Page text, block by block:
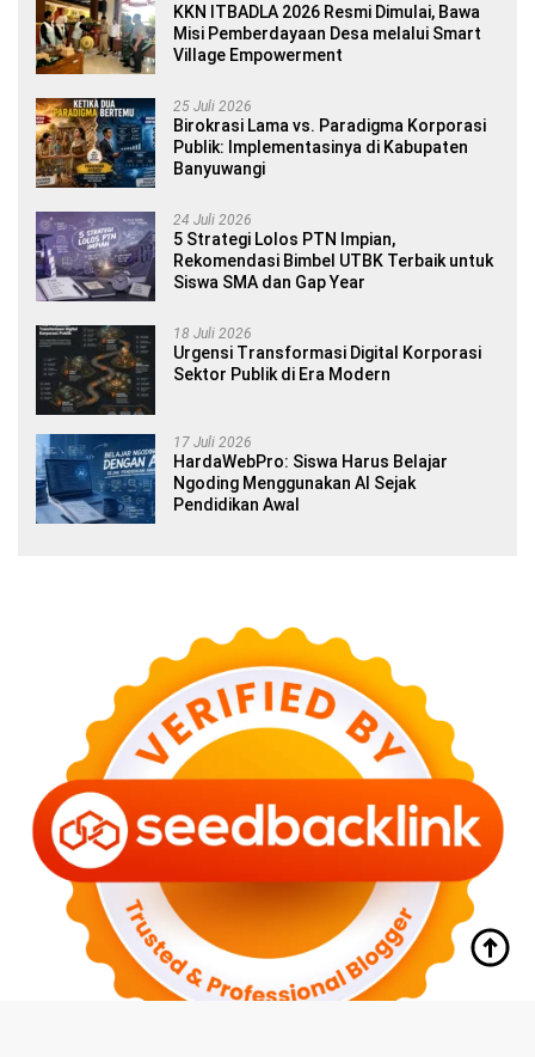
KKN ITBADLA 2026 Resmi Dimulai, Bawa
Misi Pemberdayaan Desa melalui Smart
Village Empowerment
25 Juli 2026
Birokrasi Lama vs. Paradigma Korporasi
Publik: Implementasinya di Kabupaten
Banyuwangi
24 Juli 2026
5 Strategi Lolos PTN Impian,
Rekomendasi Bimbel UTBK Terbaik untuk
Siswa SMA dan Gap Year
18 Juli 2026
Urgensi Transformasi Digital Korporasi
Sektor Publik di Era Modern
17 Juli 2026
HardaWebPro: Siswa Harus Belajar
Ngoding Menggunakan AI Sejak
Pendidikan Awal